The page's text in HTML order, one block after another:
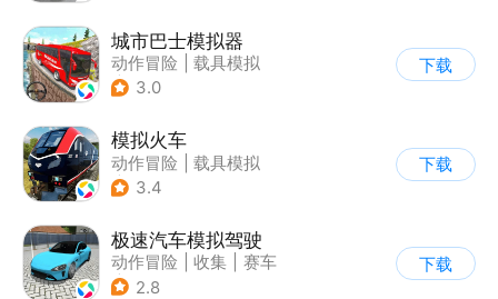
城市巴士模拟器
动作冒险
载具模拟
| 写实
3.0
下载
模拟火车
动作冒险
载具模拟
| 写实
3.4
下载
极速汽车模拟驾驶
动作冒险 收集
赛车
| 漂移
2.8
下载